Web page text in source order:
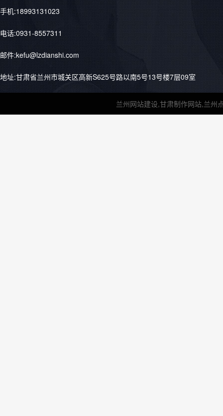
手机:18993131023
电话:0931-8557311
邮件:kefu@lzdianshi.com
地址:甘肃省兰州市城关区高新S625号路以南5号13号楼7层09室
兰州网站建设,甘肃制作网站,